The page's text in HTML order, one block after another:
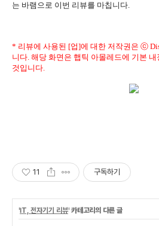
는 바램으로 이번 리뷰를 마칩니다.
* 리뷰에 사용된 [업]에 대한 저작권은 ⓒ
니다. 해당 화면은 햅틱 아몰레드에 기본
것입니다.
11 구독하기
'IT, 전자기기 리뷰' 카테고리의 다른 글